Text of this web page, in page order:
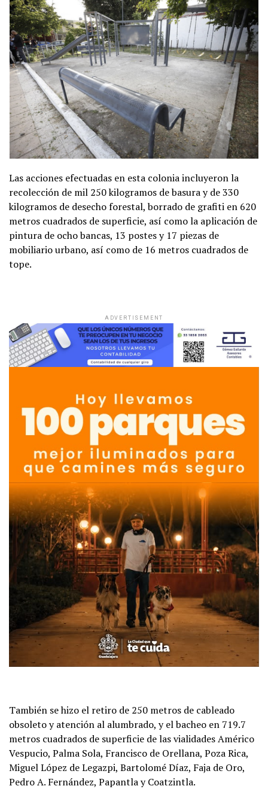
Las acciones efectuadas en esta colonia incluyeron la
recolección de mil 250 kilogramos de basura y de 330
kilogramos de desecho forestal, borrado de grafiti en 620
metros cuadrados de superficie, así como la aplicación de
pintura de ocho bancas, 13 postes y 17 piezas de
mobiliario urbano, así como de 16 metros cuadrados de
tope.
ADVERTISEMENT
También se hizo el retiro de 250 metros de cableado
obsoleto y atención al alumbrado, y el bacheo en 719.7
metros cuadrados de superficie de las vialidades Américo
Vespucio, Palma Sola, Francisco de Orellana, Poza Rica,
Miguel López de Legazpi, Bartolomé Díaz, Faja de Oro,
Pedro A. Fernández, Papantla y Coatzintla.